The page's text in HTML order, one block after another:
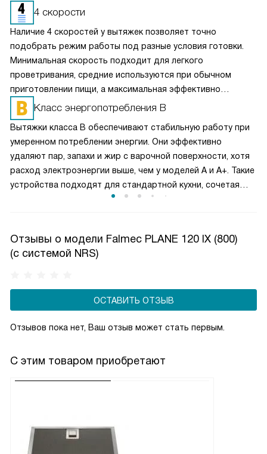
4 скорости
Наличие 4 скоростей у вытяжек позволяет точно
подобрать режим работы под разные условия готовки.
Минимальная скорость подходит для легкого
проветривания, средние используются при обычном
приготовлении пищи, а максимальная эффективно
справляется с сильным паром и запахами. Такое
разделение обеспечивает оптимальный баланс между
производительностью и уровнем шума. Пользователь
может гибко управлять мощностью вытяжки, снижая
энергопотребление и продлевая срок службы двигателя,
сохраняя комфортную атмосферу на кухне.
Класс энергопотребления B
Вытяжки класса B обеспечивают стабильную работу при
умеренном потреблении энергии. Они эффективно
удаляют пар, запахи и жир с варочной поверхности, хотя
расход электроэнергии выше, чем у моделей A и A+. Такие
устройства подходят для стандартной кухни, сочетая
производительность и доступную экономию. Работа
и прогнозируемые.
Отзывы о модели Falmec PLANE 120 IX (800)
(c системой NRS)
ОСТАВИТЬ ОТЗЫВ
Отзывов пока нет, Ваш отзыв может стать первым.
С этим товаром приобретают